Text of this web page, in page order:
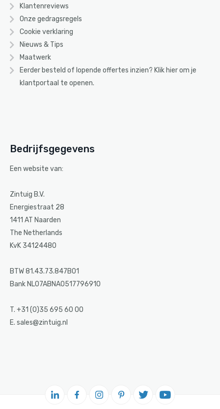
Klantenreviews
Onze gedragsregels
Cookie verklaring
Nieuws & Tips
Maatwerk
Eerder besteld of lopende offertes inzien? Klik hierom je
klantportaal te openen.
Bedrijfsgegevens
Een website van:
Zintuig B.V.
Energiestraat 28
1411 AT Naarden
The Netherlands
KvK 34124480
BTW 81.43.73.847B01
Bank NL07ABNA0517796910
T. +31 (0)35 695 60 00
E. sales@zintuig.nl